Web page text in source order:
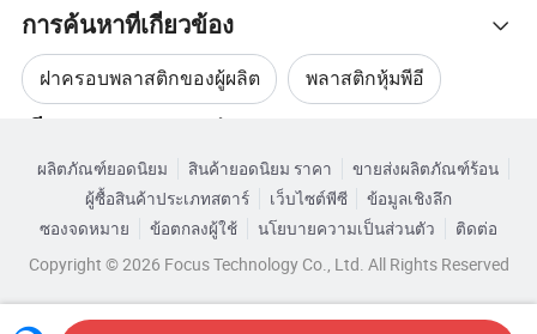
ชื่อผลิตภัณฑ์
การใช้งาน :
ห้องครัวแบบบ้าน เฟอร์นิเจอร์
คุณสมบัติ : กันความชื้นใช้งานสะดวก
รายละเอียด
แพ็คเกจ :
ขนาด : s/m/l
15-30 วันตามปริมาณหลังจากที่เราได้รับการชำระเงิน
มัดจำและรายละเอียดทั้งหมดได้รับการยืนยันแล้ว
ยิ่งว่าจะเป็นชุมชนแห่งโชคชะตาสำหรับการพัฒนา
ร่วมกันและผลประโยชน์ร่วมกับเพื่อนทั้งเก่าและใหม่
ยินดีต้อนรับคุณ
การค้นหาที่เกี่ยวข้อง
ฝาครอบพลาสติกของผู้ผลิต พลาสติกหุ้มพีอี
ผ้าคลุมสวนพลาสติก ฟีดพลาสติกปิด
ผลิตภัณฑ์ยอดนิยม สินค้ายอดนิยม ราคา
ขายส่งผลิตภัณฑ์ร้อน
ผู้ซื้อสินค้าประเภทสตาร์
เว็บไซต์พีซี
ข้อมูลเชิงลึก
ซองจดหมาย
ข้อตกลงผู้ใช้ นโยบายความเป็นส่วนตัว
ติดต่อ
Copyright © 2026 Focus Technology Co., Ltd. All Rights Reserved